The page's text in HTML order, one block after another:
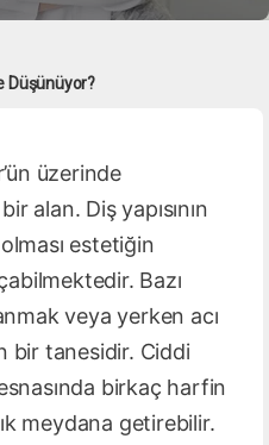
Düşünüyor?
üzerinde
alan. Diş yapısının
estetiğin
Bazı
veya yerken acı
bir tanesidir. Ciddi
birkaç harfin
meydana getirebilir.